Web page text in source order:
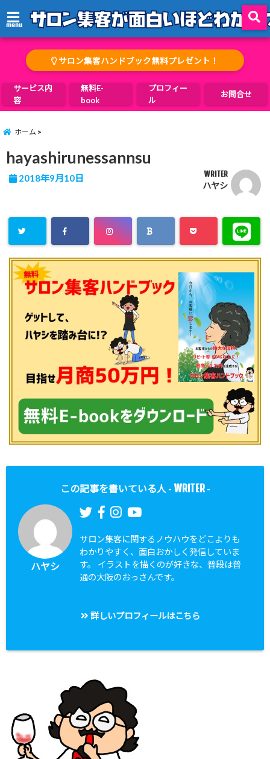
menu
サロン集客ハンドブック無料プレゼント！
サービス内
容
無料E-
book
プロフィー
ル
お問合せ
ホーム
hayashirunessannsu
2018年9月10日 WRITER
ハヤシ
この記事を書いている人 - WRITER-
ハヤシ
サロン集客に関するノウハウをどこよりも
わかりやすく、面白おかしく発信していま
す。 イラストを描くのが好きな、普段は普
通の大阪のおっさんです。
詳しいプロフィールはこちら